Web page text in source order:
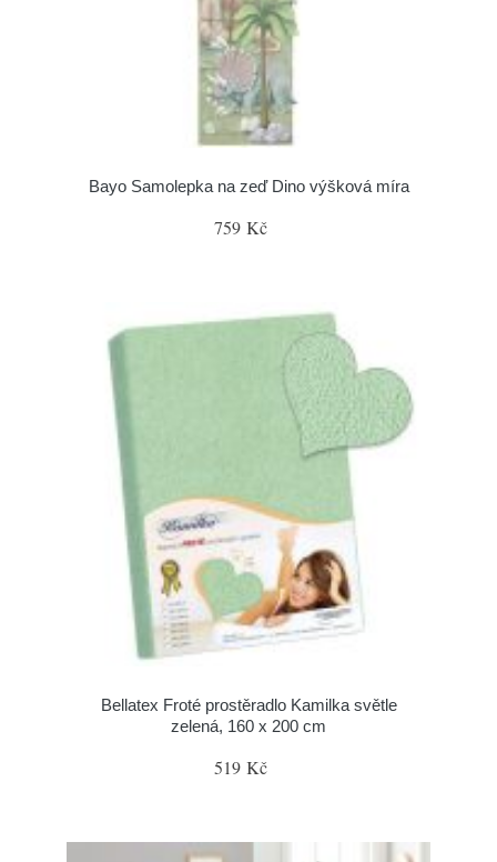
Bayo Samolepka na zeď Dino výšková míra
759 Kč
Bellatex Froté prostěradlo Kamilka světle
zelená, 160 x 200 cm
519 Kč